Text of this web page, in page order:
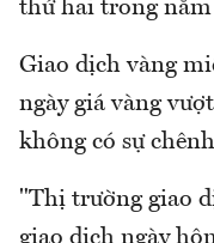
thứ hai trong năm
Giao dịch vàng
ngày giá vàng
không có sự
"Thị trường giao
giao dịch ngày